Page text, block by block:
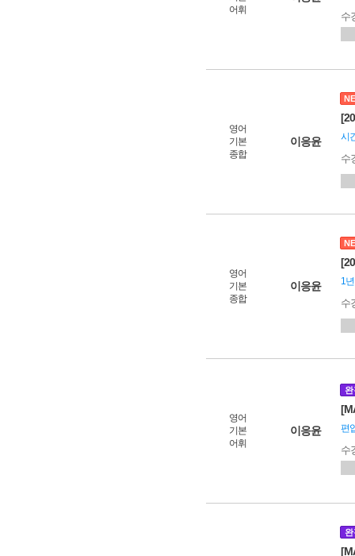
어휘
수
영어
기본
종합
이응윤 시
수
영어
기본
종합
이응윤 1
수
영어
기본
어휘
이응윤
완
편
수
완